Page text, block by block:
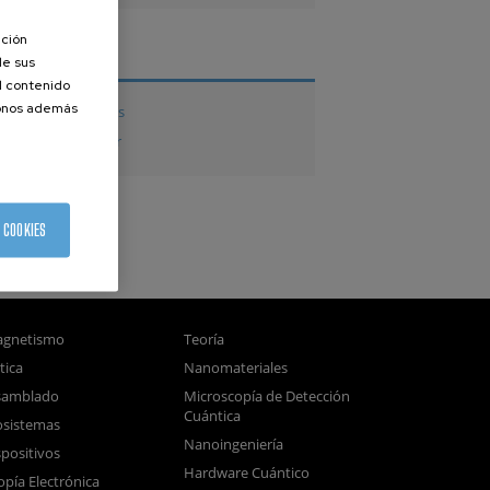
Tesis doctorales
Tesis de Máster
Electrónica
Teoría
Nanomateriales
Microscopía de Detección
Cuántica
Nanoingeniería
Hardware Cuántico
sus
contenido
además